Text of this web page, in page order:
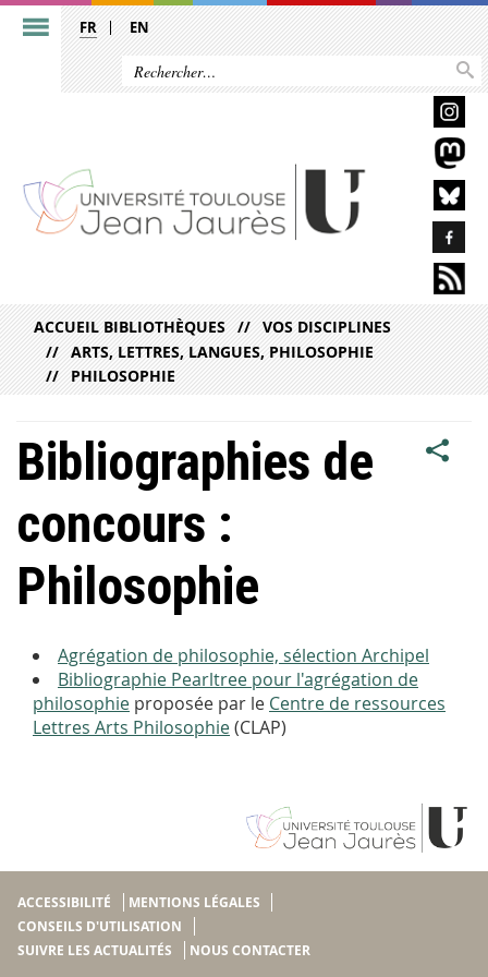
FR EN
ACCUEIL BIBLIOTHÈQUES
VOS DISCIPLINES
ARTS, LETTRES, LANGUES, PHILOSOPHIE
PHILOSOPHIE
Bibliographies de
concours :
Philosophie
Agrégation de philosophie, sélection Archipel
Bibliographie Pearltree pour l'agrégation de
philosophie proposée par le Centre de ressources
Lettres Arts Philosophie(CLAP)
ACCESSIBILITÉ
MENTIONS LÉGALES
CONSEILS D'UTILISATION
SUIVRE LES ACTUALITÉS
NOUS CONTACTER